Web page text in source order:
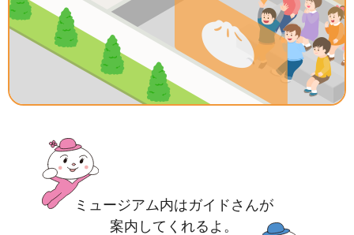
ミュージアム内はガイドさんが
案内してくれるよ。